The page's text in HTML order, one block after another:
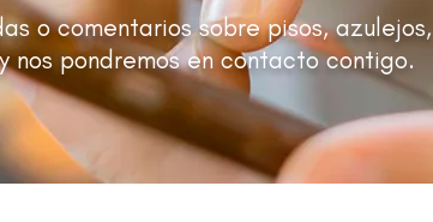
o comentarios sobre pisos, azulejos,
nos pondremos en contacto contigo.